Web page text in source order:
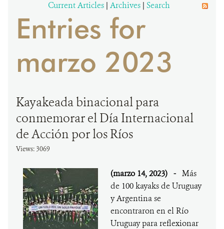
DONA
Current Articles | Archives | Search
Entries for
marzo 2023
Kayakeada binacional para
conmemorar el Día Internacional
de Acción por los Ríos
Views: 3069
(marzo 14, 2023) - Más
de 100 kayaks de Uruguay
y Argentina se
encontraron en el Río
Uruguay para reflexionar